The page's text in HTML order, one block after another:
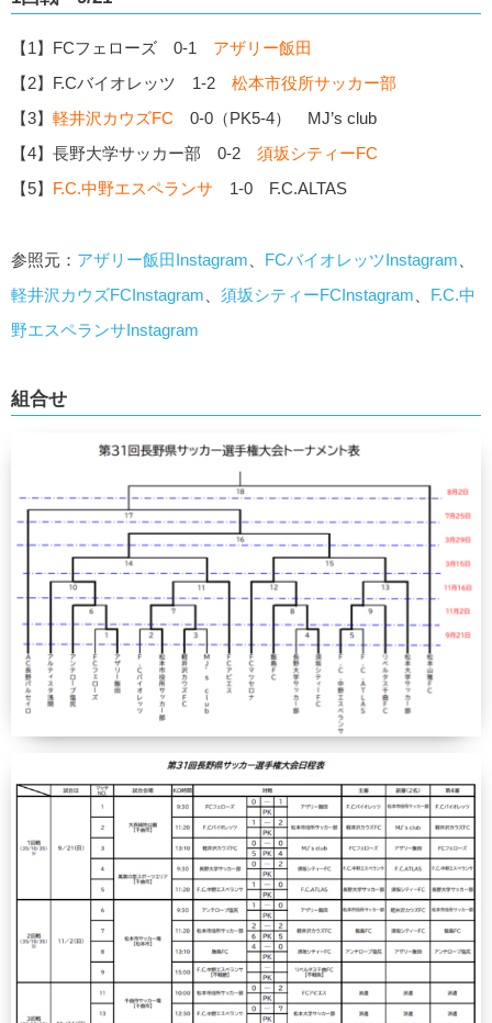
【1】FCフェローズ 0-1 アザリー飯田
【2】F.Cバイオレッツ 1-2 松本市役所サッカー部
【3】 軽井沢カウズFC 0-0（PK5-4） MJ’s club
【4】長野大学サッカー部 0-2 須坂シティーFC
【5】 F.C.中野エスペランサ 1-0 F.C.ALTAS
参照元： アザリー飯田Instagram FCバイオレッツInstagram
軽井沢カウズFCInstagram
須坂シティーFCInstagram
F.C.中
野エスペランサInstagram
組合せ